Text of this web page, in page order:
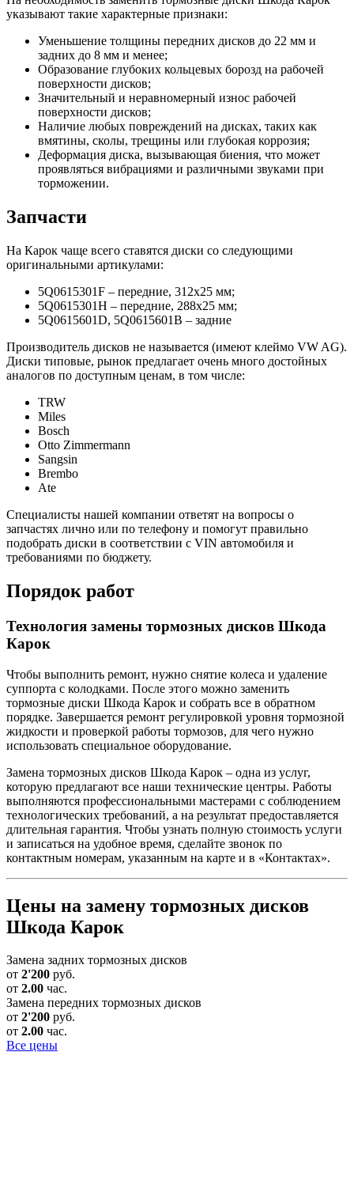
указывают такие характерные признаки:
Уменьшение толщины передних дисков до 22 мм и
задних до 8 мм и менее;
Образование глубоких кольцевых борозд на рабочей
поверхности дисков;
Значительный и неравномерный износ рабочей
поверхности дисков;
Наличие любых повреждений на дисках, таких как
вмятины, сколы, трещины или глубокая коррозия;
Деформация диска, вызывающая биения, что может
проявляться вибрациями и различными звуками при
торможении.
Запчасти
На Карок чаще всего ставятся диски со следующими
оригинальными артикулами:
5Q0615301F – передние, 312х25 мм;
5Q0615301H – передние, 288х25 мм;
5Q0615601D, 5Q0615601B – задние
Производитель дисков не называется (имеют клеймо VW AG).
Диски типовые, рынок предлагает очень много достойных
аналогов по доступным ценам, в том числе:
TRW
Miles
Bosch
Otto Zimmermann
Sangsin
Brembo
Ate
Специалисты нашей компании ответят на вопросы о
запчастях лично или по телефону и помогут правильно
подобрать диски в соответствии с VIN автомобиля и
требованиями по бюджету.
Порядок работ
Технология замены тормозных дисков Шкода
Карок
Чтобы выполнить ремонт, нужно снятие колеса и удаление
суппорта с колодками. После этого можно заменить
тормозные диски Шкода Карок и собрать все в обратном
порядке. Завершается ремонт регулировкой уровня тормозной
жидкости и проверкой работы тормозов, для чего нужно
использовать специальное оборудование.
Замена тормозных дисков Шкода Карок – одна из услуг,
которую предлагают все наши технические центры. Работы
выполняются профессиональными мастерами с соблюдением
технологических требований, а на результат предоставляется
длительная гарантия. Чтобы узнать полную стоимость услуги
и записаться на удобное время, сделайте звонок по
контактным номерам, указанным на карте и в «Контактах».
Цены на замену тормозных дисков
Шкода Карок
Замена задних тормозных дисков
от 2'200 руб.
от 2.00 час.
Замена передних тормозных дисков
от 2'200 руб.
от 2.00 час.
Все цены